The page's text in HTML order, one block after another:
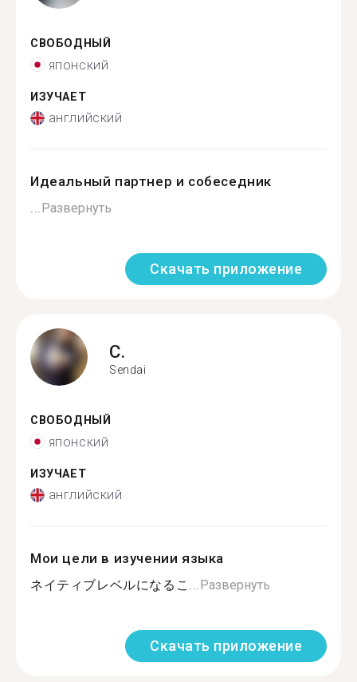
СВОБОДНЫЙ
японский
ИЗУЧАЕТ
английский
Идеальный партнер и собеседник
...Развернуть
Скачать приложение
C.
Sendai
СВОБОДНЫЙ
японский
ИЗУЧАЕТ
английский
Мои цели в изучении языка
ネイティブレベルになるこ...Развернуть
Скачать приложение